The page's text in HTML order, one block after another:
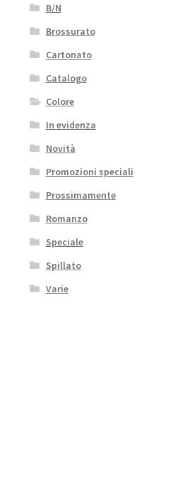
B/N
Brossurato
Cartonato
Catalogo
Colore
In evidenza
Novità
Promozioni speciali
Prossimamente
Romanzo
Speciale
Spillato
Varie